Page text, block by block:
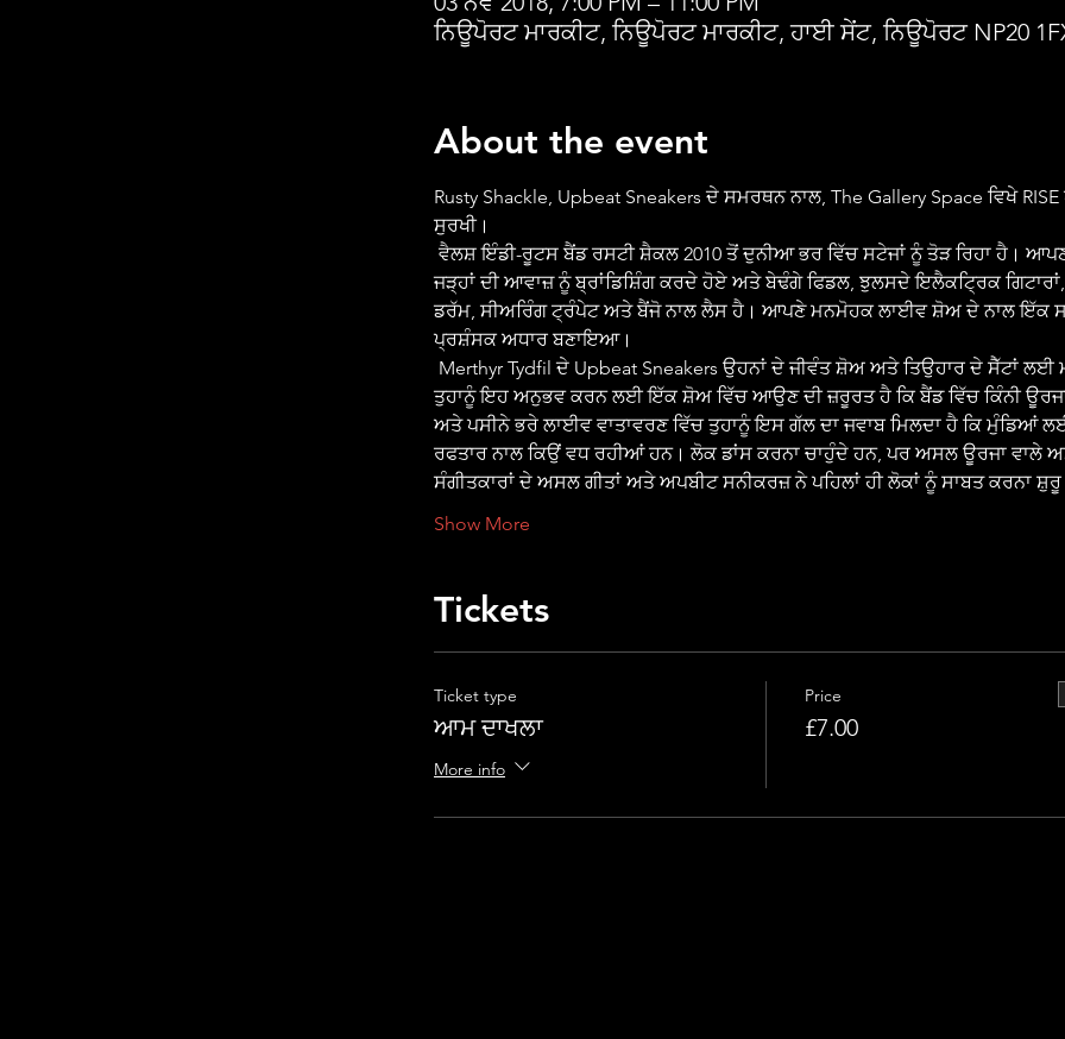
ਨਿਊਪੋਰਟ ਮਾਰਕੀਟ, ਨਿਊਪੋਰਟ ਮਾਰਕੀਟ, ਹਾਈ ਸੇਂਟ, ਨਿਊਪੋਰਟ NP20
About the event
Rusty Shackle, Upbeat Sneakers ਦੇ ਸਮਰਥਨ ਨਾਲ, The Gallery Space ਵਿਖੇ
ਸੁਰਖੀ।
ਜੜ੍ਹਾਂ ਦੀ ਆਵਾਜ਼ ਨੂੰ ਬ੍ਰਾਂਡਿਸ਼ਿੰਗ ਕਰਦੇ ਹੋਏ ਅਤੇ ਬੇਢੰਗੇ ਫਿਡਲ, ਝੁਲਸਦੇ ਇਲੈਕਟ੍ਰਿਕ
ਡਰੱਮ, ਸੀਅਰਿੰਗ ਟ੍ਰੰਪੇਟ ਅਤੇ ਬੈਂਜੋ ਨਾਲ ਲੈਸ ਹੈ। ਆਪਣੇ ਮਨਮੋਹਕ ਲਾਈਵ ਸ਼ੋਅ ਦੇ ਨਾਲ ਇੱਕ
ਪ੍ਰਸ਼ੰਸਕ ਅਧਾਰ ਬਣਾਇਆ।
ਤੁਹਾਨੂੰ ਇਹ ਅਨੁਭਵ ਕਰਨ ਲਈ ਇੱਕ ਸ਼ੋਅ ਵਿੱਚ ਆਉਣ ਦੀ ਜ਼ਰੂਰਤ ਹੈ ਕਿ ਬੈਂਡ ਵਿੱਚ ਕਿੰਨੀ
ਅਤੇ ਪਸੀਨੇ ਭਰੇ ਲਾਈਵ ਵਾਤਾਵਰਣ ਵਿੱਚ ਤੁਹਾਨੂੰ ਇਸ ਗੱਲ ਦਾ ਜਵਾਬ ਮਿਲਦਾ ਹੈ ਕਿ ਮੁੰਡਿਆਂ
ਰਫਤਾਰ ਨਾਲ ਕਿਉਂ ਵਧ ਰਹੀਆਂ ਹਨ। ਲੋਕ ਡਾਂਸ ਕਰਨਾ ਚਾਹੁੰਦੇ ਹਨ, ਪਰ ਅਸਲ ਊਰਜਾ ਵਾਲੇ
ਸੰਗੀਤਕਾਰਾਂ ਦੇ ਅਸਲ ਗੀਤਾਂ ਅਤੇ ਅਪਬੀਟ ਸਨੀਕਰਜ਼ ਨੇ ਪਹਿਲਾਂ ਹੀ ਲੋਕਾਂ ਨੂੰ ਸਾਬਤ ਕਰਨਾ
Show More
Tickets
Ticket type
ਆਮ ਦਾਖਲਾ
More info
Price
£7.00